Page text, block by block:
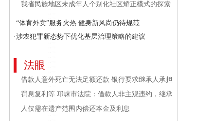
我省民族地区未成年人个别化社区矫正模式的探索
·“体育外卖”服务火热 健身新风尚仍待规范
·涉农犯罪新态势下优化基层治理策略的建议
法眼
借款人意外死亡无法足额还款 银行要求继承人承担
罚息复利等 邛崃市法院：借款人非主观违约，继承
人仅需在遗产范围内偿还本金及利息